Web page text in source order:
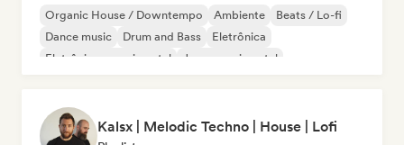
Organic House / Downtempo Ambiente
Beats / Lo-fi
Dance music
Drum and Bass
Eletrônica
Eletrônica experimental
Jazz experimental
Kalsx | Melodic Techno | House | Lofi